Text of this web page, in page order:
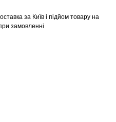
за Київ і підйом товару на
замовленні